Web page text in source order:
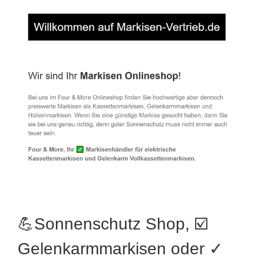
💪Sonnenschutz Shop, ☑️
Gelenkarmmarkisen oder ✓